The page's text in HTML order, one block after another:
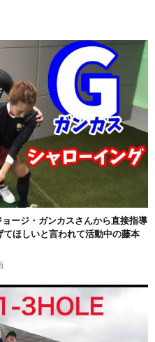
ージ・ガンカスさんから直接指導
ほしいと言われて活動中の藤本